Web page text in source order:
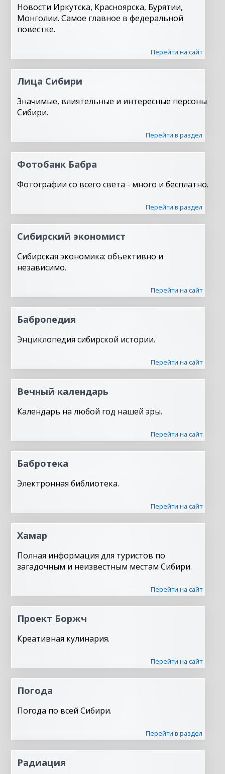
Новости Иркутска, Красноярска, Бурятии,
Монголии. Самое главное в федеральной
повестке.
Перейти на сайт
Лица Сибири
Значимые, влиятельные и интересные персоны
Сибири.
Перейти в раздел
Фотобанк Бабра
Фотографии со всего света - много и бесплатно.
Перейти в раздел
Сибирский экономист
Сибирская экономика: объективно и
независимо.
Перейти на сайт
Бабропедия
Энциклопедия сибирской истории.
Перейти на сайт
Вечный календарь
Календарь на любой год нашей эры.
Перейти на сайт
Бабротека
Электронная библиотека.
Перейти на сайт
Хамар
Полная информация для туристов по
загадочным и неизвестным местам Сибири.
Перейти на сайт
Проект Боржч
Креативная кулинария.
Перейти на сайт
Погода
Погода по всей Сибири.
Перейти в раздел
Радиация